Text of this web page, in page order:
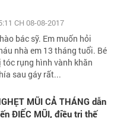
CH 08-08-2017
bác sỹ. Em muốn hỏi
nhà em 13 tháng tuổi. Bé
tóc rụng hình vành khăn
sau gáy rất...
MŨI CẢ THÁNG dẫn
ĐIẾC MŨI, điều trị thế